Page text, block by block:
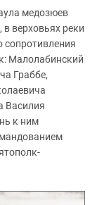
медозюев
, в верховьях реки
сопротивления
Малолабинский
Граббе,
Василия
к ним